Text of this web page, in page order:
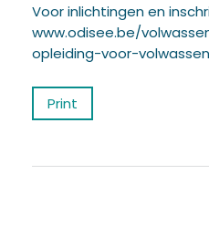
Voor inlichtingen en
www.odisee.be/
opleiding-voor-
Print